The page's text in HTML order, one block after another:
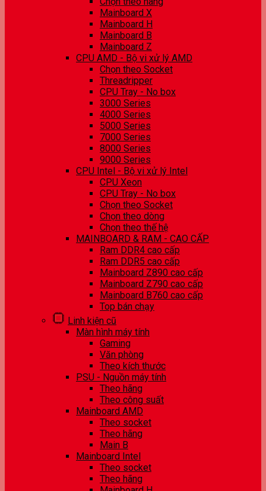
Mainboard X
Mainboard H
Mainboard B
Mainboard Z
CPU AMD - Bộ vi xử lý AMD
Chọn theo Socket
Threadripper
CPU Tray - No box
3000 Series
4000 Series
5000 Series
7000 Series
8000 Series
9000 Series
CPU Intel - Bộ vi xử lý Intel
CPU Xeon
CPU Tray - No box
Chọn theo Socket
Chọn theo dòng
Chọn theo thế hệ
MAINBOARD & RAM - CAO CẤP
Ram DDR4 cao cấp
Ram DDR5 cao cấp
Mainboard Z890 cao cấp
Mainboard Z790 cao cấp
Mainboard B760 cao cấp
Top bán chạy
Linh kiện cũ
Màn hình máy tính
Gaming
Văn phòng
Theo kích thước
PSU - Nguồn máy tính
Theo hãng
Theo công suất
Mainboard AMD
Theo socket
Theo hãng
Main B
Mainboard Intel
Theo socket
Theo hãng